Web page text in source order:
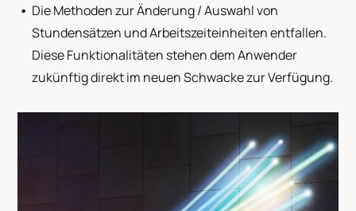
Die Methoden zur Änderung / Auswahl von
Stundensätzen und Arbeitszeiteinheiten entfallen.
Diese Funktionalitäten stehen dem Anwender
zukünftig direkt im neuen Schwacke zur Verfügung.